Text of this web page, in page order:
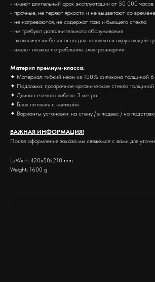
- имеют длительный срок эксплуатации от 50 000 часов
- прочные, не теряют яркости и не выцветают со
- не нагреваются, не содержат газа и бьющего стекла
- не требуют дополнительного обслуживания
- экологически безопасны для человека и окружающей
- имеют низкое потребление электроэнергии
Материл премиум-класса:
✦ Материал: гибкий неон из 100% силикона толщиной
✦ Подложка: прозрачное органическое стекло
✦ Длина сетевого кабеля: 3 метра.
✦ Блок питания с «вилкой».
✦ Варианты установки: на стену / в подвес / на
ВАЖНАЯ ИНФОРМАЦИЯ!
После оформления заказа мы свяжемся с вами для
LxWxH: 420x50x210 mm
Weight: 1600 g